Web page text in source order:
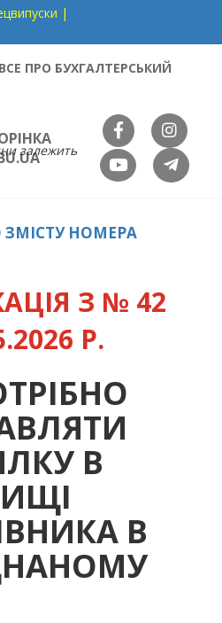
|
ПРО БУХГАЛТЕРСЬКИЙ
залежить
НОМЕРА
З № 42
Р.
В
В